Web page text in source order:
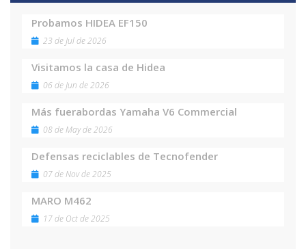
Probamos HIDEA EF150
23 de Jul de 2026
Visitamos la casa de Hidea
06 de Jun de 2026
Más fuerabordas Yamaha V6 Commercial
08 de May de 2026
Defensas reciclables de Tecnofender
07 de Nov de 2025
MARO M462
17 de Oct de 2025